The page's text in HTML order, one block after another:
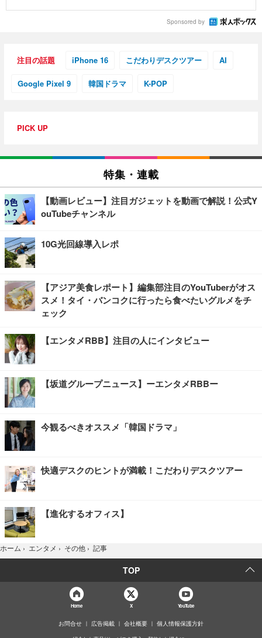
Sponsored by
注目の話題 iPhone 16 こだわりデスクツアー AI
Google Pixel 9 韓国ドラマ K-POP
PICK UP
特集・連載
【動画レビュー】注目ガジェットを動画で解説！公式Y
ouTubeチャンネル
10G光回線導入レポ
【アジア美食レポート】編集部注目のYouTuberがオス
スメ！タイ・バンコクに行ったら食べたいグルメをチ
ェック
【エンタメRBB】注目の人にインタビュー
【坂道グループニュース】ーエンタメRBBー
今観るべきオススメ「韓国ドラマ」
快適デスクのヒントが満載！こだわりデスクツアー
【進化するオフィス】
ホーム › エンタメ › その他 › 記事
TOP
Home X YouTube
お問合せ 広告掲載 会社概要 個人情報保護方針